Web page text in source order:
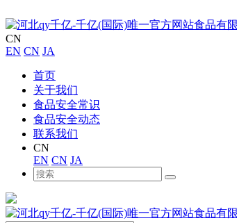
CN
EN CN JA
首页
关于我们
食品安全常识
食品安全动态
联系我们
CN
EN CN JA